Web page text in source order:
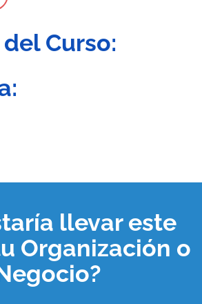
Curso:
llevar este
Organización o
?